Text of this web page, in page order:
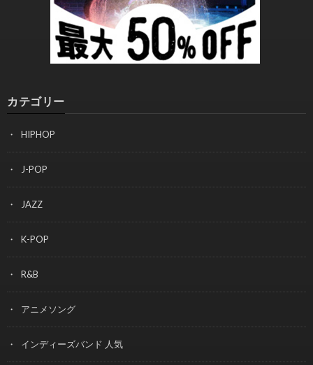
カテゴリー
HIPHOP
J-POP
JAZZ
K-POP
R&B
アニメソング
インディーズバンド 人気